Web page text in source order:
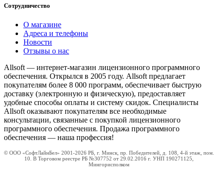
Сотрудничество
О магазине
Адреса и телефоны
Новости
Отзывы о нас
Allsoft — интернет-магазин лицензионного программного
обеспечения. Открылся в 2005 году. Allsoft предлагает
покупателям более 8 000 программ, обеспечивает быструю
доставку (электронную и физическую), предоставляет
удобные способы оплаты и систему скидок. Специалисты
Allsoft оказывают покупателям все необходимые
консультации, связанные с покупкой лицензионного
программного обеспечения. Продажа программного
обеспечения — наша профессия!
© ООО «СофтЛайнБел» 2001-2026 РБ, г. Минск, пр. Победителей, д. 108, 4-й этаж, пом.
10. В Торговом реестре РБ №307752 от 29.02.2016 г. УНП 190271125,
Мингорисполком